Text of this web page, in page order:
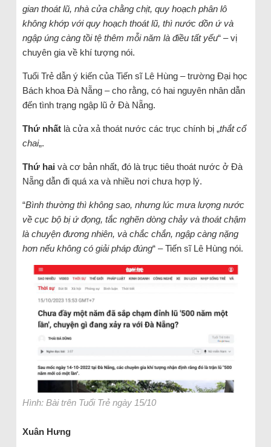
gian thoát lũ, nhà cửa chằng chịt, quy hoạch phân lô
không khớp với quy hoạch thoát lũ, thì nước dồn ứ và
ngập úng càng tồi tệ thêm mỗi năm là điều tất yếu“ – vị
chuyên gia về khí tượng nói.
Tuổi Trẻ dẫn ý kiến của Tiến sĩ Lê Hùng – trường Đại học
Bách khoa Đà Nẵng – cho rằng, có hai nguyên nhân dẫn
đến tình trạng ngập lũ ở Đà Nẵng.
Thứ nhấtlà cửa xả thoát nước các trục chính bị „thắt cổ
chai„.
Thứ hai và cơ bản nhất, đó là trục tiêu thoát nước ở Đà
Nẵng dẫn đi quá xa và nhiều nơi chưa hợp lý.
“Bình thường thì không sao, nhưng lúc mưa lượng nước
về cục bộ bị ứ đọng, tắc nghẽn dòng chảy và thoát chậm
là chuyện đương nhiên, và chắc chắn, ngập càng nặng
hơn nếu không có giải pháp đúng“ – Tiến sĩ Lê Hùng nói.
Hình: Bài trên Tuổi Trẻ ngày 15/10
Xuân Hưng